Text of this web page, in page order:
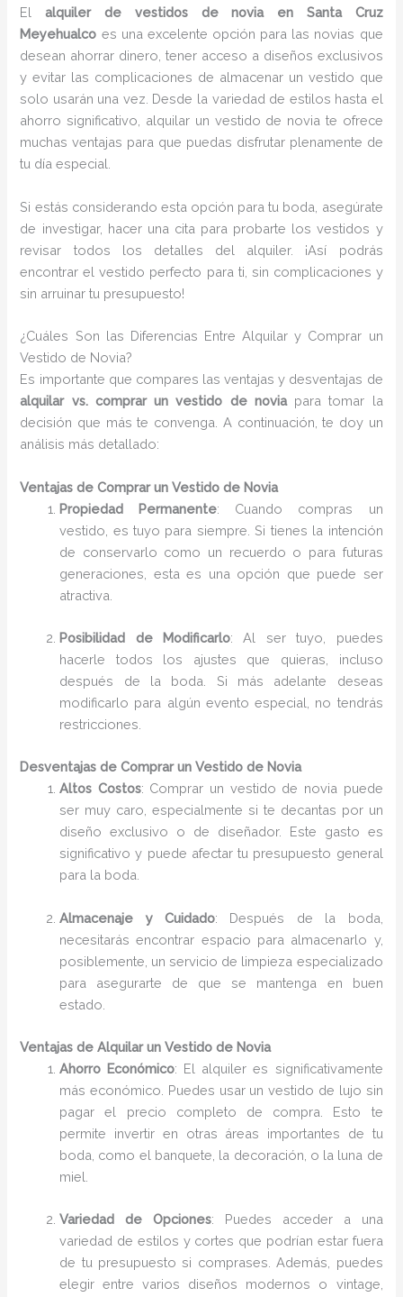
Elalquiler de vestidos de novia en Santa Cruz
Meyehualco es una excelente opción para las novias que
desean ahorrar dinero, tener acceso a diseños exclusivos
y evitar las complicaciones de almacenar un vestido que
solo usarán una vez. Desde la variedad de estilos hasta el
ahorro significativo, alquilar un vestido de novia te ofrece
muchas ventajas para que puedas disfrutar plenamente de
tu día especial.
Si estás considerando esta opción para tu boda, asegúrate
de investigar, hacer una cita para probarte los vestidos y
revisar todos los detalles del alquiler. ¡Así podrás
encontrar el vestido perfecto para ti, sin complicaciones y
sin arruinar tu presupuesto!
¿Cuáles Son las Diferencias Entre Alquilar y Comprar un
Vestido de Novia?
Es importante que compares las ventajas y desventajas de
alquilar vs. comprar un vestido de noviapara tomar la
decisión que más te convenga. A continuación, te doy un
análisis más detallado:
Ventajas de Comprar un Vestido de Novia
Propiedad Permanente: Cuando compras un
vestido, es tuyo para siempre. Si tienes la intención
de conservarlo como un recuerdo o para futuras
generaciones, esta es una opción que puede ser
atractiva.
Posibilidad de Modificarlo: Al ser tuyo, puedes
hacerle todos los ajustes que quieras, incluso
después de la boda. Si más adelante deseas
modificarlo para algún evento especial, no tendrás
restricciones.
Desventajas de Comprar un Vestido de Novia
Altos Costos: Comprar un vestido de novia puede
ser muy caro, especialmente si te decantas por un
diseño exclusivo o de diseñador. Este gasto es
significativo y puede afectar tu presupuesto general
para la boda.
Almacenaje y Cuidado: Después de la boda,
necesitarás encontrar espacio para almacenarlo y,
posiblemente, un servicio de limpieza especializado
para asegurarte de que se mantenga en buen
estado.
Ventajas de Alquilar un Vestido de Novia
Ahorro Económico: El alquiler es significativamente
más económico. Puedes usar un vestido de lujo sin
pagar el precio completo de compra. Esto te
permite invertir en otras áreas importantes de tu
boda, como el banquete, la decoración, o la luna de
miel.
Variedad de Opciones: Puedes acceder a una
variedad de estilos y cortes que podrían estar fuera
de tu presupuesto si comprases. Además, puedes
elegir entre varios diseños modernos o vintage,